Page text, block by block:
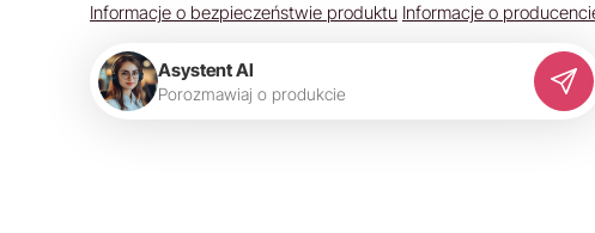
Informacje o bezpieczeństwie produktu Informacje o
Asystent AI
Porozmawiaj o produkcie